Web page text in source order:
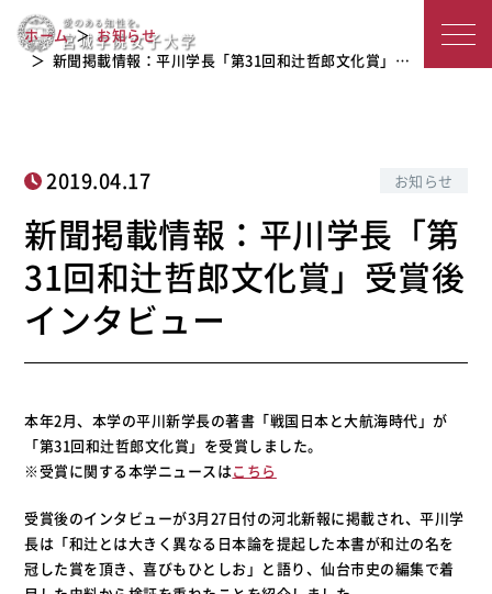
城
子
大
学
新聞掲載情報：平川学長「第31回和辻
哲郎文化賞」受賞後インタビュー
ホーム
お知らせ
新聞掲載情報：平川学長「第31回和辻哲郎文化賞」…
2019.04.17 お知らせ
新聞掲載情報：平川学長「第
31回和辻哲郎文化賞」受賞後
インタビュー
本年2月、本学の平川新学長の著書「戦国日本と大航海時代」が
「第31回和辻哲郎文化賞」を受賞しました。
※受賞に関する本学ニュースはこちら
受賞後のインタビューが3月27日付の河北新報に掲載され、平川学
長は「和辻とは大きく異なる日本論を提起した本書が和辻の名を
冠した賞を頂き、喜びもひとしお」と語り、仙台市史の編集で着